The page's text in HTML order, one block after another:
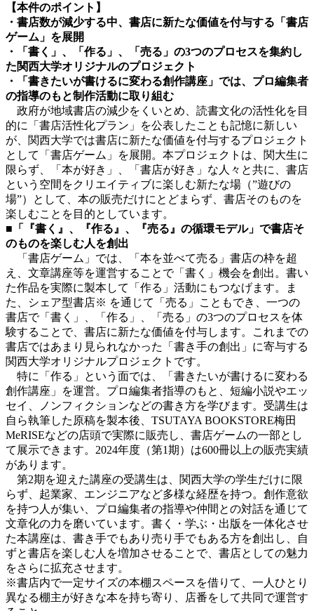
【本件のポイント】
・書店数が減少する中、書店に新たな価値を付与する「書店
ゲーム」を展開
・「書く」、「作る」、「売る」の3つのプロセスを集約し
た関西大学オリジナルのプロジェクト
・「書きたいが書けるに変わる創作講座」では、プロ編集者
の指導のもと制作活動に取り組む
政府が地域書店の減少をくいとめ、読書文化の活性化を目
的に「書店活性化プラン」を公表したことも記憶に新しい
が、関西大学では書店に新たな価値を付与するプロジェクト
として「書店ゲーム」を展開。本プロジェクトは、関大生に
限らず、「本が好き」、「書店が好き」な人々と共に、書店
という空間をクリエイティブに楽しむ新たな場（”遊びの
場”）として、本の販売だけにとどまらず、書店そのものを
楽しむことを目的としています。
■「『書く』、『作る』、『売る』の循環モデル」で書店そ
のものを楽しむ人を創出
「書店ゲーム」では、「本を並べて売る」書店の枠を超
え、文章講座等を運営することで「書く」機会を創出。書い
た作品を実際に製本して「作る」活動にもつなげます。ま
た、シェア型書店※ を通じて「売る」こともでき、一つの
書店で「書く」、「作る」、「売る」の3つのプロセスを体
験することで、書店に新たな価値を付与します。これまでの
書店ではあまり見られなかった「書き手の創出」に寄与する
関西大学オリジナルプロジェクトです。
特に「作る」という面では、「書きたいが書けるに変わる
創作講座」を運営。プロ編集者指導のもと、短編小説やエッ
セイ、ノンフィクションなどの書き方を学びます。受講生は
自ら執筆した原稿を製本後、TSUTAYA BOOKSTORE梅田
MeRISEなどの店頭で実際に販売し、書店ゲームの一部とし
て展示できます。2024年度（第1期）は600冊以上の販売実績
があります。
第2期を迎えた講座の受講生は、関西大学の学生だけに限
らず、起業家、エンジニアなど多様な経歴を持つ。創作意欲
を持つ人が集い、プロ編集者の指導や仲間との対話を通じて
文章化の力を磨いています。書く・学ぶ・出版を一体化させ
た本講座は、書き手でもあり売り手でもある方を創出し、自
ずと書店を楽しむ人を増加させることで、書店としての魅力
をさらに拡充させます。
※書店内で一定サイズの本棚スペースを借りて、一人ひとり
異なる棚主が好きな本を持ち寄り、店番をして共同で運営す